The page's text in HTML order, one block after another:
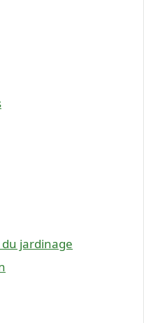
jardinage